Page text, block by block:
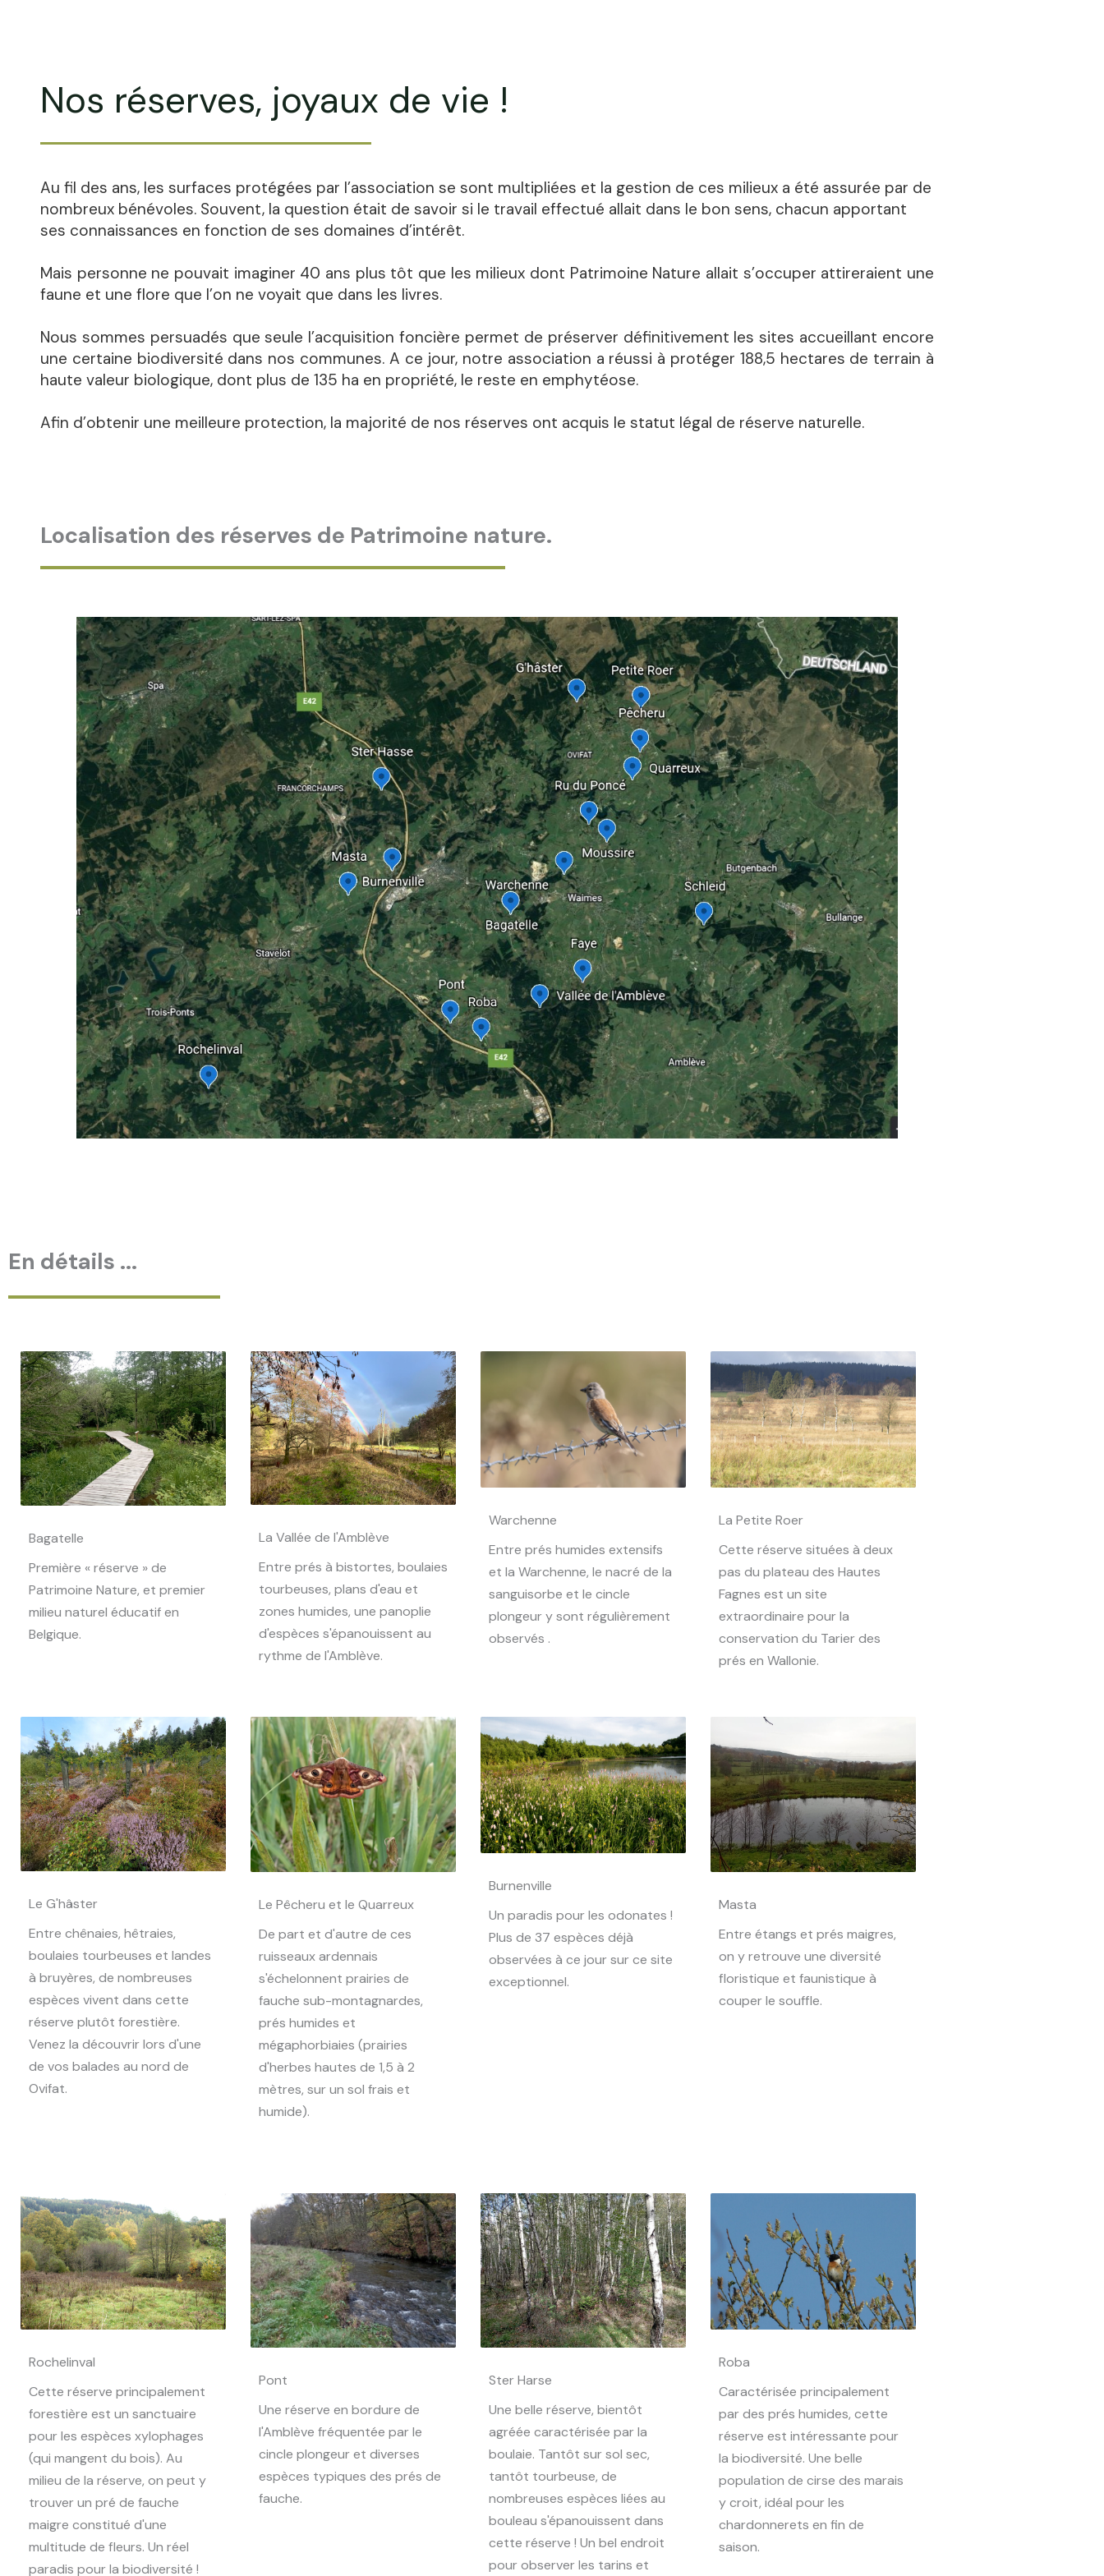
Nos réserves, joyaux de vie !
Au fil des ans, les surfaces protégées par l’association se sont multipliées et la gestion de ces milieux a été assurée par de
nombreux bénévoles. Souvent, la question était de savoir si le travail effectué allait dans le bon sens, chacun apportant
ses connaissances en fonction de ses domaines d’intérêt.
Mais personne ne pouvait imaginer 40 ans plus tôt que les milieux dont Patrimoine Nature allait s’occuper attireraient une
faune et une flore que l’on ne voyait que dans les livres.
Nous sommes persuadés que seule l’acquisition foncière permet de préserver définitivement les sites accueillant encore
une certaine biodiversité dans nos communes. A ce jour, notre association a réussi à protéger 188,5 hectares de terrain à
haute valeur biologique, dont plus de 135 ha en propriété, le reste en emphytéose.
Afin d’obtenir une meilleure protection, la majorité de nos réserves ont acquis le statut légal de réserve naturelle.
Localisation des réserves de Patrimoine nature.
En détails ...
Bagatelle
Première « réserve » de
Patrimoine Nature, et premier
milieu naturel éducatif en
Belgique.
La Vallée de l'Amblève
Entre prés à bistortes, boulaies
tourbeuses, plans d'eau et
zones humides, une panoplie
d'espèces s'épanouissent au
rythme de l'Amblève.
Warchenne
Entre prés humides extensifs
et la Warchenne, le nacré de la
sanguisorbe et le cincle
plongeur y sont régulièrement
observés .
La Petite Roer
Cette réserve situées à deux
pas du plateau des Hautes
Fagnes est un site
extraordinaire pour la
conservation du Tarier des
prés en Wallonie.
Le G'hâster
Entre chênaies, hêtraies,
boulaies tourbeuses et landes
à bruyères, de nombreuses
espèces vivent dans cette
réserve plutôt forestière.
Venez la découvrir lors d'une
de vos balades au nord de
Ovifat.
Le Pêcheru et le Quarreux
De part et d'autre de ces
ruisseaux ardennais
s'échelonnent prairies de
fauche sub-montagnardes,
prés humides et
mégaphorbiaies (prairies
d'herbes hautes de 1,5 à 2
mètres, sur un sol frais et
humide).
Burnenville
Un paradis pour les odonates !
Plus de 37 espèces déjà
observées à ce jour sur ce site
exceptionnel.
Masta
Entre étangs et prés maigres,
on y retrouve une diversité
floristique et faunistique à
couper le souffle.
Rochelinval
Cette réserve principalement
forestière est un sanctuaire
pour les espèces xylophages
(qui mangent du bois). Au
milieu de la réserve, on peut y
trouver un pré de fauche
maigre constitué d'une
multitude de fleurs. Un réel
paradis pour la biodiversité !
Pont
Une réserve en bordure de
l'Amblève fréquentée par le
cincle plongeur et diverses
espèces typiques des prés de
fauche.
Ster Harse
Une belle réserve, bientôt
agréée caractérisée par la
boulaie. Tantôt sur sol sec,
tantôt tourbeuse, de
nombreuses espèces liées au
bouleau s'épanouissent dans
cette réserve ! Un bel endroit
pour observer les tarins et
Roba
Caractérisée principalement
par des prés humides, cette
réserve est intéressante pour
la biodiversité. Une belle
population de cirse des marais
y croit, idéal pour les
chardonnerets en fin de
saison.